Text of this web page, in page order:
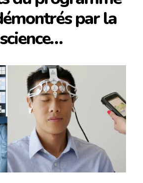
par la
science…